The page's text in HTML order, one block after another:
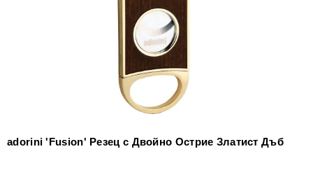
adorini 'Fusion' Резец с Двойно Острие Златист Дъб